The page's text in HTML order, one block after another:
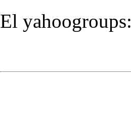
El yahoogroups: